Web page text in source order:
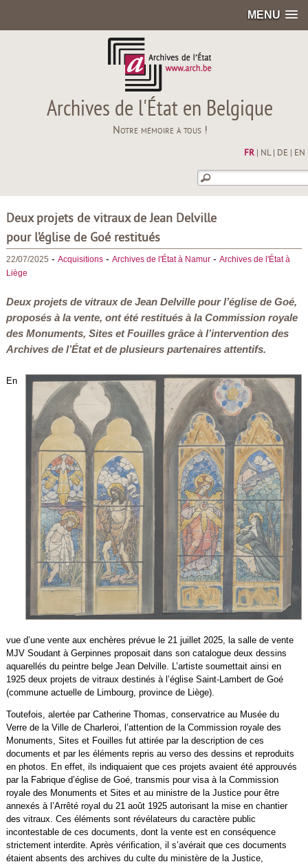
MENU
Archives de l'État en Belgique
Notre mémoire à tous !
FR| NL| DE EN
Deux projets de vitraux de Jean Delville
pour l’église de Goé restitués
22/07/2025 - Acquisitions- Archives de l'État à Namur- Archives de l'État à
Liège
Deux projets de vitraux de Jean Delville pour l’église de Goé,
proposés à la vente, ont été restitués à la Commission royale
des Monuments, Sites et Fouilles grâce à l’intervention des
Archives de l’État et de plusieurs partenaires attentifs.
En
vue d’une vente aux enchères prévue le 21 juillet 2025, la salle de vente
MJV Soudant à Gerpinnes proposait dans son catalogue deux dessins
aquarellés du peintre belge Jean Delville. L’artiste soumettait ainsi en
1925 deux projets de vitraux destinés à l’église Saint-Lambert de Goé
(commune actuelle de Limbourg, province de Liège).
Toutefois, alertée par Catherine Thomas, conservatrice au Musée du
Verre de la Ville de Charleroi, l’attention de la Commission royale des
Monuments, Sites et Fouilles fut attirée par la description de ces
documents et par les éléments repris au verso des dessins et reproduits
en photos. En effet, ils indiquaient que ces projets avaient été approuvés
par la Fabrique d’église de Goé, transmis pour visa à la Commission
royale des Monuments et Sites et au ministre de la Justice pour être
annexés à l’Arrêté royal du 21 août 1925 autorisant la mise en chantier
des vitraux. Ces éléments sont révélateurs du caractère public
incontestable de ces documents, dont la vente est en conséquence
strictement interdite. Après vérification, il s’avérait que ces documents
étaient absents des archives du culte du ministère de la Justice,